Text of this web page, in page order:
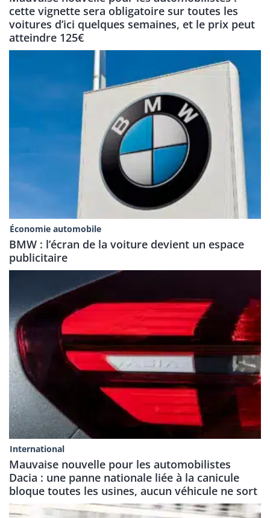
cette vignette sera obligatoire sur toutes les
voitures d’ici quelques semaines, et le prix peut
atteindre 125€
Économie automobile
BMW : l’écran de la voiture devient un espace
publicitaire
International
Mauvaise nouvelle pour les automobilistes
Dacia : une panne nationale liée à la canicule
bloque toutes les usines, aucun véhicule ne sort